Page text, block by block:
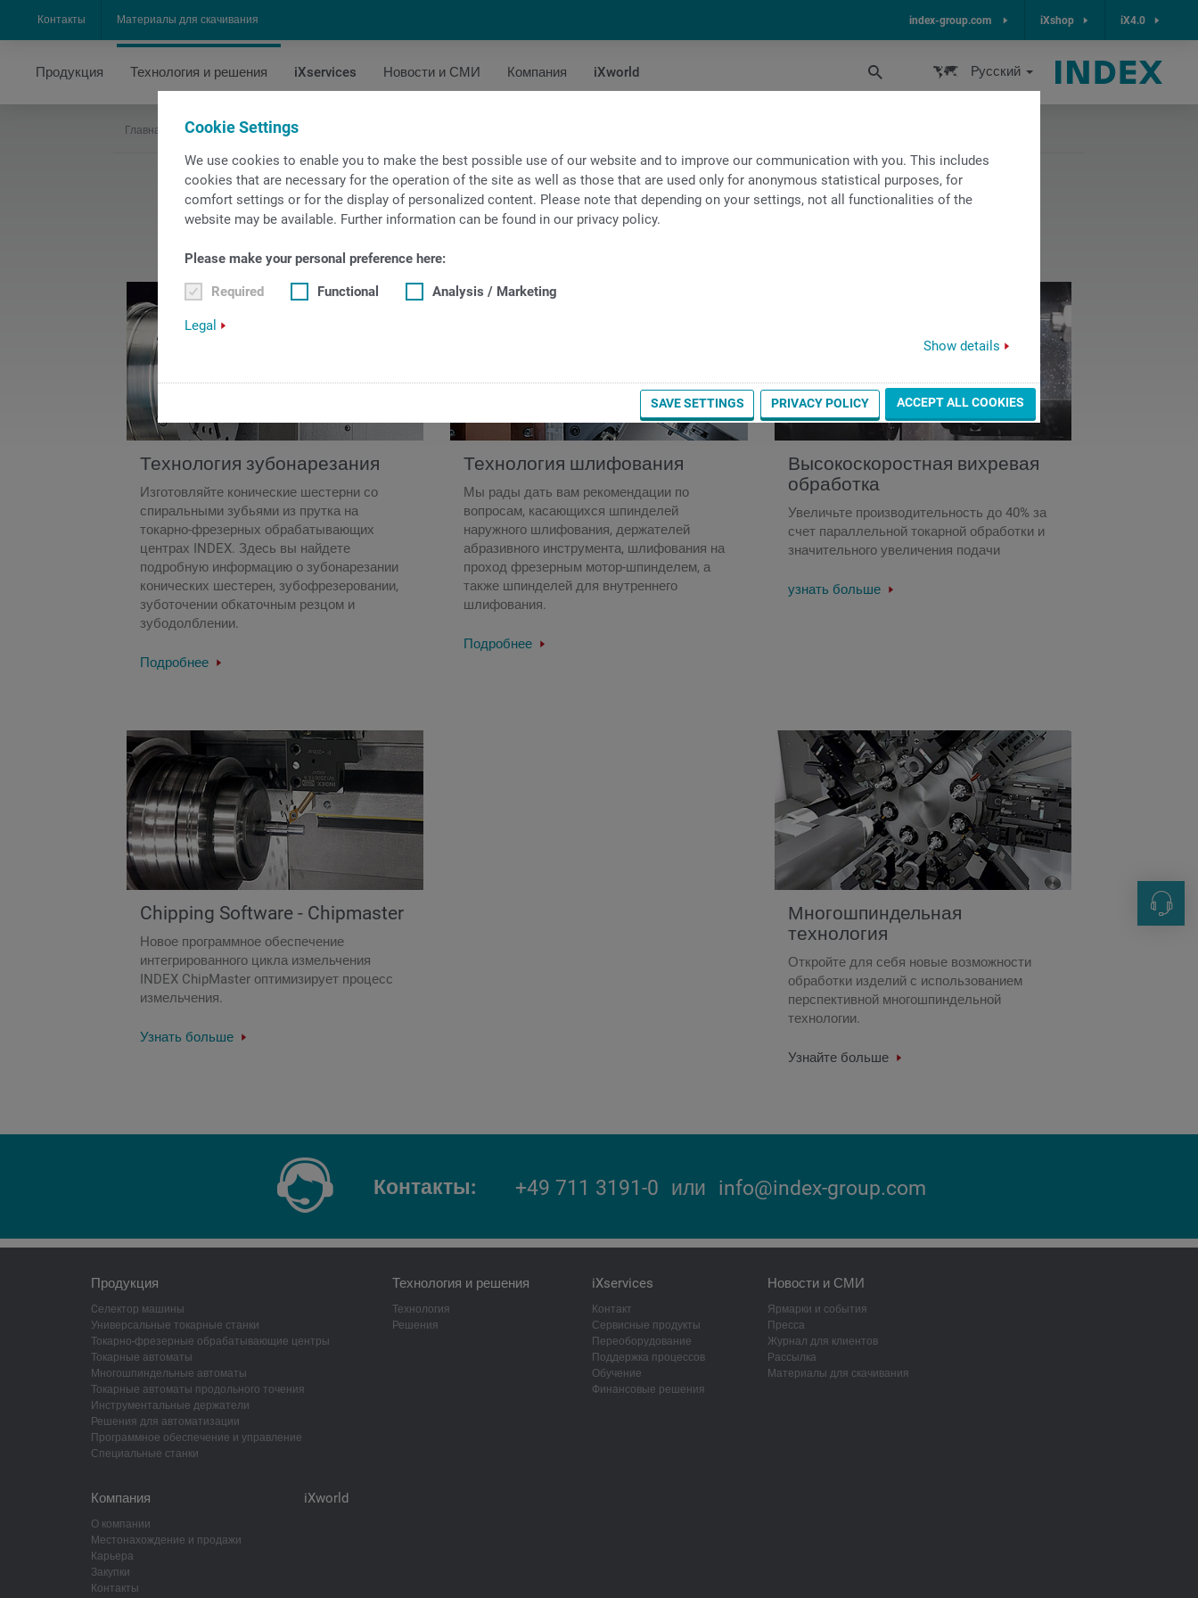
Cookie Settings
We use cookies to enable you to make the best possible use of our website and to improve our communication with you. This includes
cookies that are necessary for the operation of the site as well as those that are used only for anonymous statistical purposes, for
comfort settings or for the display of personalized content. Please note that depending on your settings, not all functionalities of the
website may be available. Further information can be found in our privacy policy.
Please make your personal preference here:
Required Functional Analysis / Marketing
Legal
Show details
SAVE SETTINGS PRIVACY POLICY ACCEPT ALL COOKIES
Контакты Материалы для скачивания index-group.com iXshop iX4.0
Продукция Технология и решения iXservices Новости и СМИ Компания iXworld Pусский
Главная страница Технология и решения
Технологии INDEX
Технология зубонарезания
Изготовляйте конические шестерни со
спиральными зубьями из прутка на
токарно-фрезерных обрабатывающих
центрах INDEX. Здесь вы найдете
подробную информацию о зубонарезании
конических шестерен, зубофрезеровании,
зуботочении обкаточным резцом и
зубодолблении.
Подробнее
Технология шлифования
Мы рады дать вам рекомендации по
вопросам, касающихся шпинделей
наружного шлифования, держателей
абразивного инструмента, шлифования на
проход фрезерным мотор-шпинделем, а
также шпинделей для внутреннего
шлифования.
Подробнее
Высокоскоростная вихревая
обработка
Увеличьте производительность до 40% за
счет параллельной токарной обработки и
значительного увеличения подачи
узнать больше
Chipping Software - Chipmaster
Новое программное обеспечение
интегрированного цикла измельчения
INDEX ChipMaster оптимизирует процесс
измельчения.
Узнать больше
Многошпиндельная
технология
Откройте для себя новые возможности
обработки изделий с использованием
перспективной многошпиндельной
технологии.
Узнайте больше
Контакты +49 711 3191-0 или info@index-group.com
Продукция
Cелектор машины
Универсальные токарные станки
Токарно-фрезерные обрабатывающие центры
Токарные автоматы
Многошпиндельные автоматы
Токарные автоматы продольного точения
Инструментальные держатели
Решения для автоматизации
Программное обеспечение и управление
Специальные станки
Технология и решения
Технология
Решения
iXservices
Контакт
Сервисные продукты
Переоборудование
Поддержка процессов
Обучение
Финансовые решения
Новости и СМИ
Ярмарки и события
Пресса
Журнал для клиентов
Рассылка
Материалы для скачивания
Компания
О компании
Местонахождение и продажи
Карьера
Закупки
Контакты
iXworld